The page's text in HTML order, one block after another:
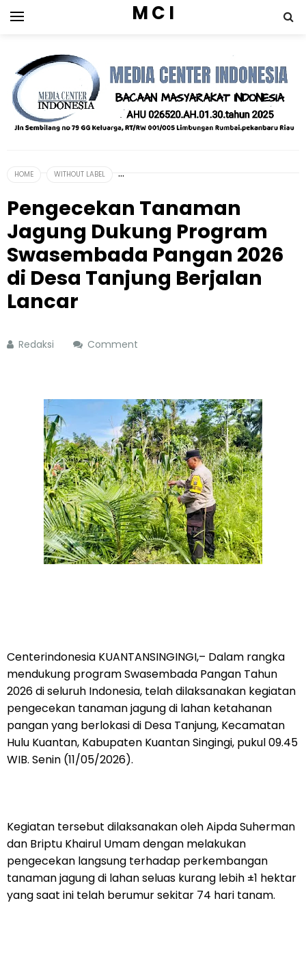
M C I
HOME WITHOUT LABEL
Pengecekan Tanaman
Jagung Dukung Program
Swasembada Pangan 2026
di Desa Tanjung Berjalan
Lancar
Redaksi Comment
Centerindonesia KUANTANSINGINGI,– Dalam rangka
mendukung program Swasembada Pangan Tahun
2026 di seluruh Indonesia, telah dilaksanakan kegiatan
pengecekan tanaman jagung di lahan ketahanan
pangan yang berlokasi di Desa Tanjung, Kecamatan
Hulu Kuantan, Kabupaten Kuantan Singingi, pukul 09.45
WIB. Senin (11/05/2026).
Kegiatan tersebut dilaksanakan oleh Aipda Suherman
dan Briptu Khairul Umam dengan melakukan
pengecekan langsung terhadap perkembangan
tanaman jagung di lahan seluas kurang lebih ±1 hektar
yang saat ini telah berumur sekitar 74 hari tanam.